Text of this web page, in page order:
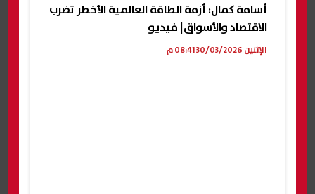
أسامة كمال: أزمة الطاقة العالمية الأخطر تضرب
الاقتصاد والأسواق| فيديو
الإثنين 30/03/2026 08:41 م